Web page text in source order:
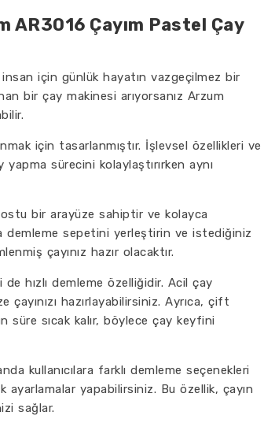
AR3016 Çayım Pastel Çay
için günlük hayatın vazgeçilmez bir
bir çay makinesi arıyorsanız Arzum
için tasarlanmıştır. İşlevsel özellikleri ve
yapma sürecini kolaylaştırırken aynı
bir arayüze sahiptir ve kolayca
demleme sepetini yerleştirin ve istediğiniz
çayınız hazır olacaktır.
hızlı demleme özelliğidir. Acil çay
hazırlayabilirsiniz. Ayrıca, çift
süre sıcak kalır, böylece çay keyfini
kullanıcılara farklı demleme seçenekleri
yapabilirsiniz. Bu özellik, çayın
sağlar.